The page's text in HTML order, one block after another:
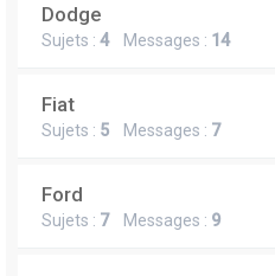
Dodge
Sujets : 4Messages : 14
Fiat
Sujets : 5 Messages : 7
Ford
Sujets : 7Messages : 9